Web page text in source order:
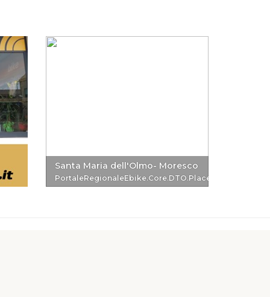
Santa Maria dell'Olmo- Moresco
PortaleRegionaleEbike.Core.DTO.PlaceReferenceDTO